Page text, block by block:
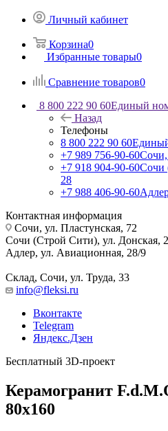
Личный кабинет
Корзина0
Избранные товары0
Сравнение товаров0
8 800 222 90 60Единый
Назад
Телефоны
8 800 222 90 60
+7 989 756-90-60Сочи,
+7 918 904-90-60Сочи
28
+7 988 406-90-60
Контактная информация
Сочи, ул. Пластунская, 72
Сочи (Строй Сити), ул. Донская,
Адлер, ул. Авиационная, 28/9
Склад, Сочи, ул. Труда, 33
info@fleksi.ru
Вконтакте
Telegram
Яндекс.Дзен
Бесплатный 3D-проект
Керамогранит
80x160